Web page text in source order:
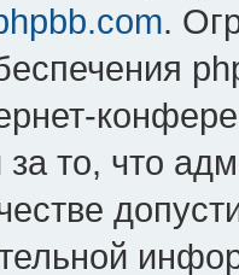
.
за то, что